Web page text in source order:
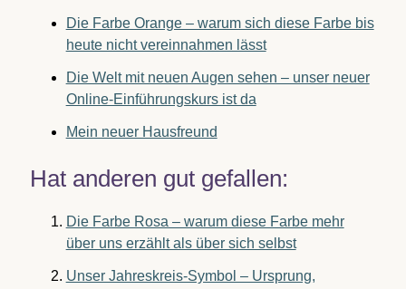
Die Farbe Orange – warum sich diese Farbe bis
heute nicht vereinnahmen lässt
Die Welt mit neuen Augen sehen – unser neuer
Online-Einführungskurs ist da
Mein neuer Hausfreund
Hat anderen gut gefallen:
Die Farbe Rosa – warum diese Farbe mehr
über uns erzählt als über sich selbst
Unser Jahreskreis-Symbol – Ursprung,